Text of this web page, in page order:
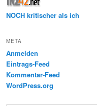
NOCH kritischer als ich
META
Anmelden
Eintrags-Feed
Kommentar-Feed
WordPress.org